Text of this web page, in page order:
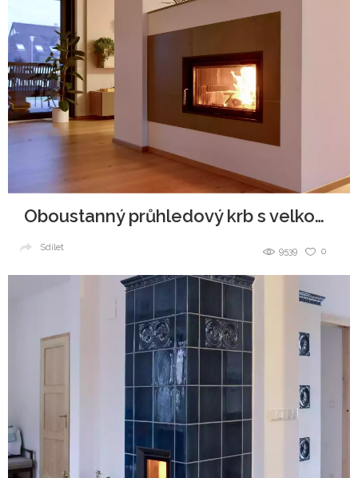
Oboustanný průhledový krb s velkoplošnou keramikou
0
9539
Sdílet